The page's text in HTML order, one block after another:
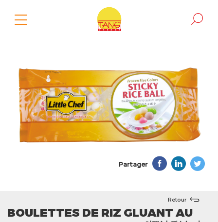
Partager
Retour
BOULETTES DE RIZ GLUANT AU